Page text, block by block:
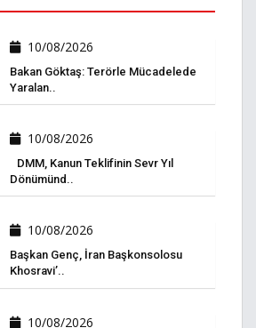
10/08/2026
Bakan Göktaş: Terörle Mücadelede
Yaralan..
10/08/2026
DMM, Kanun Teklifinin Sevr Yıl
Dönümünd..
10/08/2026
Başkan Genç, İran Başkonsolosu
Khosravi’..
10/08/2026